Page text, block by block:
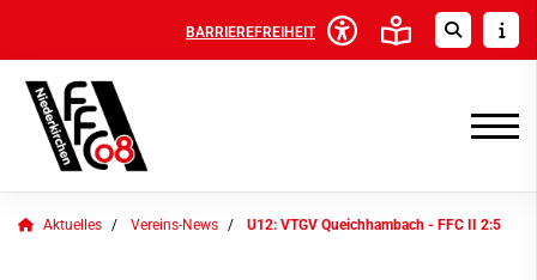
BARRIEREFREIHEIT
Aktuelles Vereins-News U12: VTGV Queichhambach - FFC II 2:5